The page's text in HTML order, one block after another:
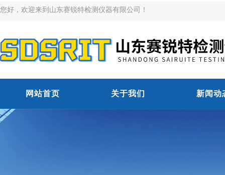
您好，欢迎来到山东赛锐特检测仪器有限公司！
网站首页 关于我们 新闻动